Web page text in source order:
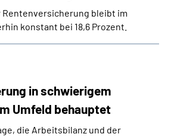
Rentenversicherung bleibt im
konstant bei 18,6 Prozent.
in schwierigem
Umfeld behauptet
die Arbeitsbilanz und der